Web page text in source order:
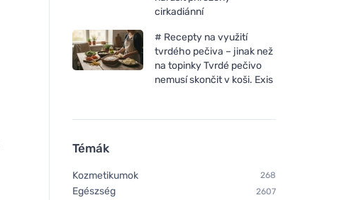
cirkadiánní
# Recepty na využití
tvrdého pečiva – jinak než
na topinky Tvrdé pečivo
nemusí skončit v koši. Exis
Témák
Kozmetikumok 268
Egészség 2607